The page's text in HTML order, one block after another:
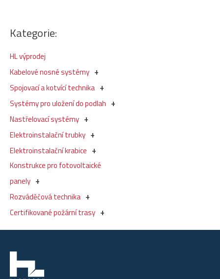
Kategorie:
HL výprodej
Kabelové nosné systémy
Spojovací a kotvící technika
Systémy pro uložení do podlah
Nastřelovací systémy
Elektroinstalační trubky
Elektroinstalační krabice
Konstrukce pro fotovoltaické
panely
Rozváděčová technika
Certifikované požární trasy